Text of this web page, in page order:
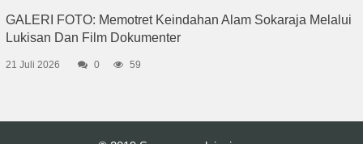
GALERI FOTO: Memotret Keindahan Alam Sokaraja Melalui
Lukisan Dan Film Dokumenter
21 Juli 2026 0 59